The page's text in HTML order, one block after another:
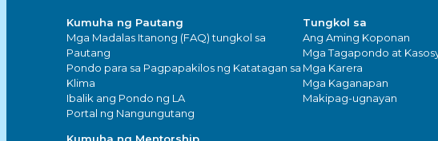
post
Kumuha ng Pautang
Mga Madalas Itanong (FAQ) tungkol sa
Pautang
Pondo para sa Pagpapakilos ng Katatagan sa
Klima
Ibalik ang Pondo ng LA
Portal ng Nangungutang
Tungkol sa
Ang Aming Koponan
Mga Tagapondo at
Mga Karera
Mga Kaganapan
Makipag-ugnayan